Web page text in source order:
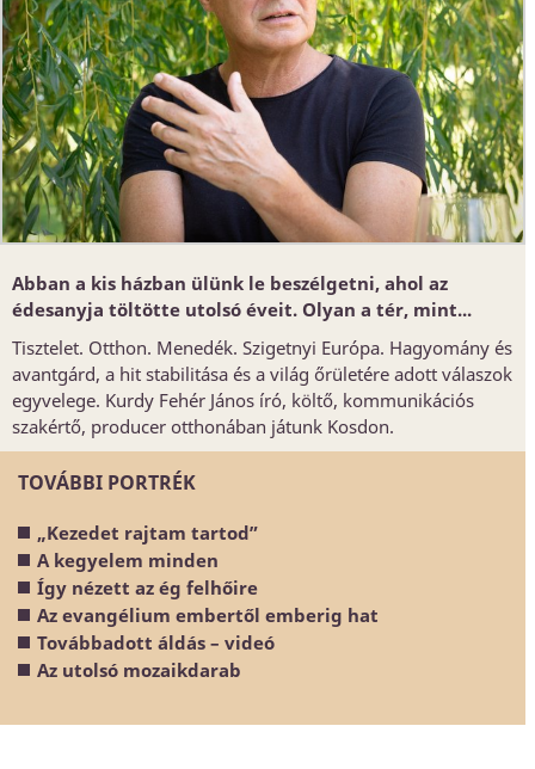
Abban a kis házban ülünk le beszélgetni, ahol az
édesanyja töltötte utolsó éveit. Olyan a tér, mint...
Tisztelet. Otthon. Menedék. Szigetnyi Európa. Hagyomány és
avantgárd, a hit stabilitása és a világ őrületére adott válaszok
egyvelege. Kurdy Fehér János író, költő, kommunikációs
szakértő, producer otthonában játunk Kosdon.
TOVÁBBI PORTRÉK
„Kezedet rajtam tartod”
A kegyelem minden
Így nézett az ég felhőire
Az evangélium embertől emberig hat
Továbbadott áldás – videó
Az utolsó mozaikdarab